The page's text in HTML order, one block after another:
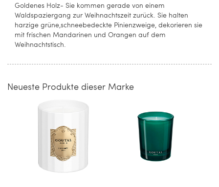
Goldenes Holz- Sie kommen gerade von einem
Waldspaziergang zur Weihnachtszeit zurück. Sie halten
harzige grüne,schneebedeckte Pinienzweige, dekorieren sie
mit frischen Mandarinen und Orangen auf dem
Weihnachtstisch.
Neueste Produkte dieser Marke